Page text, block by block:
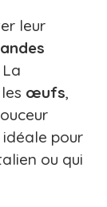
leur
œufs,
pour
ou qui